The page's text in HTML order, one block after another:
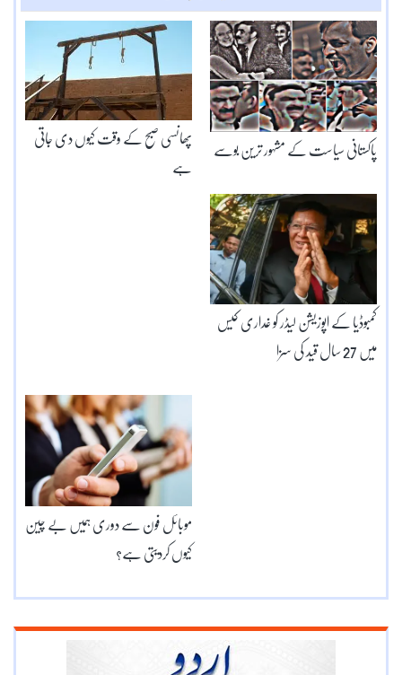
پھانسی صبح کے وقت کیوں دی جاتی
ہے
پاکستانی سیاست کے مشہور ترین بوسے
کمبوڈیا کے اپوزیشن لیڈر کو غداری کیس
میں 27 سال قید کی سزا
موبائل فون سے دوری ہمیں بے چین
کیوں کردیتی ہے؟